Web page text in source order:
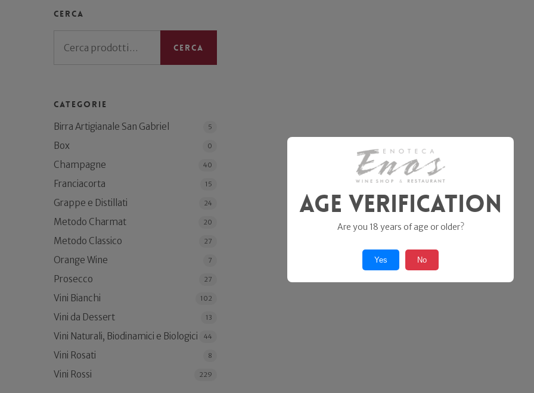
Cerca
Cerca
Categorie
Birra Artigianale San Gabriel 5
Box 0
Champagne 40
Franciacorta 15
Grappe e Distillati 24
Metodo Charmat 20
Metodo Classico 27
Orange Wine 7
Prosecco 27
Vini Bianchi 102
Vini da Dessert 13
Vini Naturali, Biodinamici e Biologici 44
Vini Rosati 8
Vini Rossi 229
Age Verification
Are you 18 years of age or older?
Yes No